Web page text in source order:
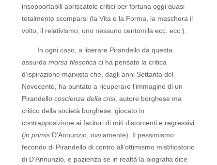
insopportabili apriscatole critici per fortuna oggi quasi
totalmente scomparsi (la Vita e la Forma, la maschera il
volto, il relativismo, uno nessuno centomila ecc. ecc.).
In ogni caso, a liberare Pirandello da questa
assurda morsa filosofica ci ha pensato la critica
d’ispirazione marxista che, dagli anni Settanta del
Novecento, ha puntato a ricuperare l’immagine di un
Pirandello coscienza della crisi, autore borghese ma
critico della società borghese, giocato in
contrapposizione ai facitori di miti distorcenti e regressivi
(in primisD’Annunzio, ovviamente). Il pessimismo
fecondo di Pirandello di contro all’ottimismo mistificatorio
di D’Annunzio, e pazienza se in realtà la biografia dice